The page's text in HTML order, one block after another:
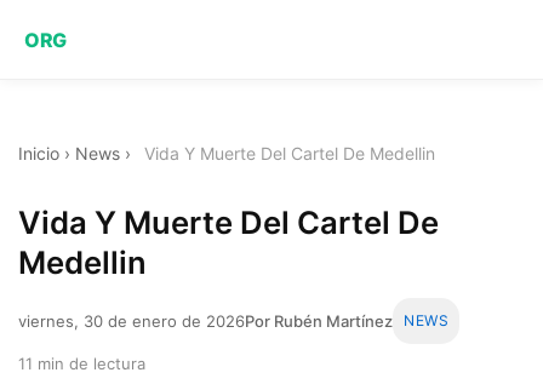
ORG
Inicio › News › Vida Y Muerte Del Cartel De Medellin
Vida Y Muerte Del Cartel De
Medellin
viernes, 30 de enero de 2026Por Rubén Martínez NEWS
11 min de lectura